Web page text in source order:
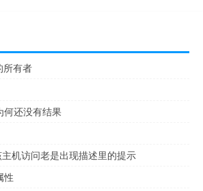
所有者
何还没有结果
机访问老是出现描述里的提示
性